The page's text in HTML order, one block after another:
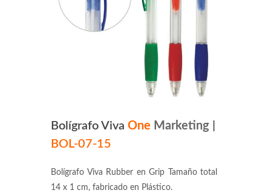
Bolígrafo Viva One Marketing
BOL-07-15
Bolígrafo Viva Rubber en Grip Tamaño total
14 x 1 cm, fabricado en Plástico.